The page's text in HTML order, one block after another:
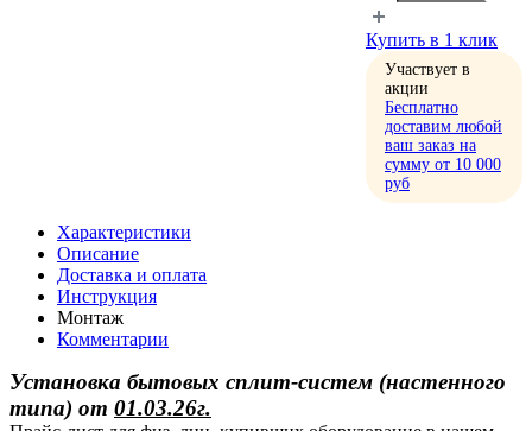
Купить в 1 клик
Участвует в
акции
Бесплатно
доставим любой
ваш заказ на
сумму от 10 000
руб
Характеристики
Описание
Доставка и оплата
Инструкция
Монтаж
Комментарии
Установка бытовых сплит-систем (настенного
типа) от 01.03.26г.